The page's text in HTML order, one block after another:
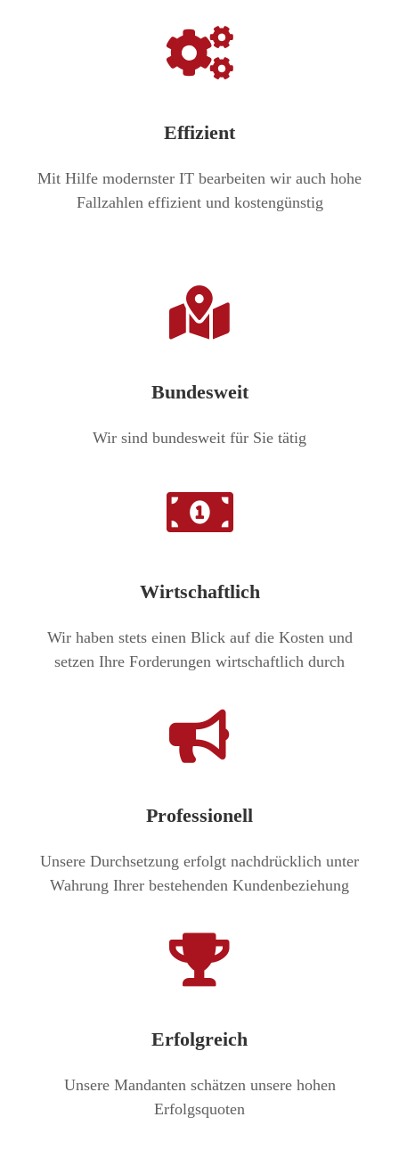
Effizient
Mit Hilfe modernster IT bearbeiten wir auch hohe
Fallzahlen effizient und kostengünstig
Bundesweit
Wir sind bundesweit für Sie tätig
Wirtschaftlich
Wir haben stets einen Blick auf die Kosten und
setzen Ihre Forderungen wirtschaftlich durch
Professionell
Unsere Durchsetzung erfolgt nachdrücklich unter
Wahrung Ihrer bestehenden Kundenbeziehung
Erfolgreich
Unsere Mandanten schätzen unsere hohen
Erfolgsquoten